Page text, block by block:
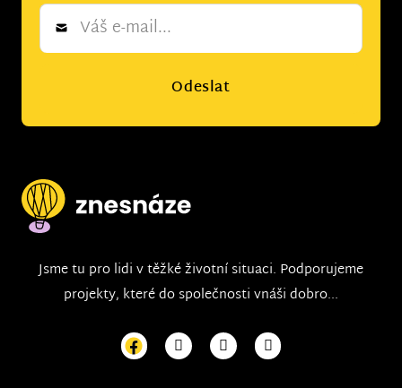
Newsletter
Odeslat
Jsme tu pro lidi v těžké životní situaci. Podporujeme
projekty, které do společnosti vnáši dobro...